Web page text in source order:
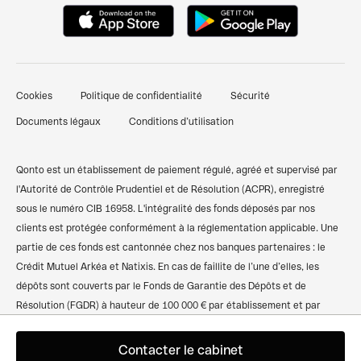
Contacter le cabinet
Gestion des dépenses pro
Pré-comptabilité simplifiée
Financements et prêts
Compte pro auto-entrepreneur
Compte pro SASU
Compte bancaire associations
Compte pro SCI
Compte pro sans banque
Attestation de dépôt de capital
Comparer les banques pro
Qonto vs Shine
Codes BIC/SWIFT
Calculateur de TVA
Simulateur des frais kilométriques
Nous contacter
Témoignages clients
Finpal - Notre communauté finance
Recommander Qonto
Plan du site
Cookies Politique de confidentialité Sécurité
Documents légaux Conditions d’utilisation
Qonto est un établissement de paiement régulé, agréé et supervisé par
l'Autorité de Contrôle Prudentiel et de Résolution (ACPR), enregistré
sous le numéro CIB 16958. L'intégralité des fonds déposés par nos
clients est protégée conformément à la réglementation applicable. Une
partie de ces fonds est cantonnée chez nos banques partenaires : le
Crédit Mutuel Arkéa et Natixis. En cas de faillite de l’une d’elles, les
dépôts sont couverts par le Fonds de Garantie des Dépôts et de
Résolution (FGDR) à hauteur de 100 000 € par établissement et par
Agricole CIB, filiale de Crédit Agricole S.A., ou ponctuellement investie